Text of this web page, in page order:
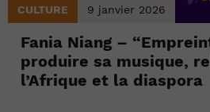
CULTURE 9 janvier 2026
Fania Niang –
produire sa musique,
l’Afrique et la diaspora